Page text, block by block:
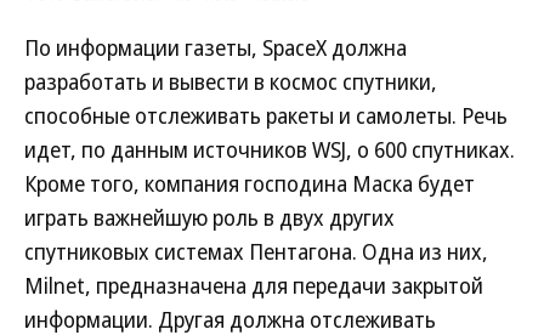
По информации газеты, SpaceX должна
разработать и вывести в космос спутники,
способные отслеживать ракеты и самолеты. Речь
идет, по данным источников WSJ, о 600 спутниках.
Кроме того, компания господина Маска будет
играть важнейшую роль в двух других
спутниковых системах Пентагона. Одна из них,
Milnet, предназначена для передачи закрытой
информации. Другая должна отслеживать